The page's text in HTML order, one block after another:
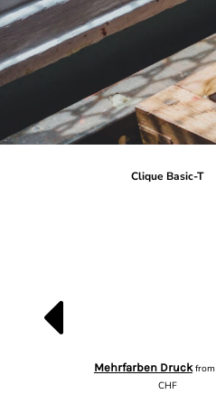
Clique Basic-T
Mehrfarben Druckfrom
CHF